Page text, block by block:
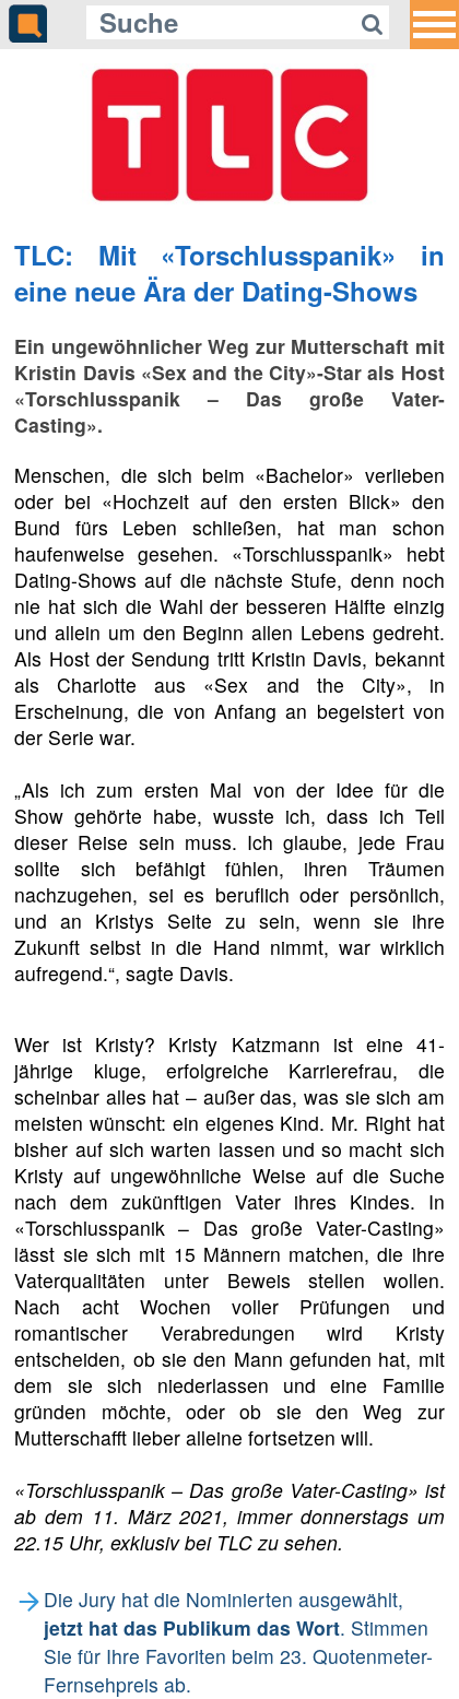
TLC: Mit «Torschlusspanik» in
eine neue Ära der Dating-Shows
Ein ungewöhnlicher Weg zur Mutterschaft mit
Kristin Davis «Sex and the City»-Star als Host
«Torschlusspanik – Das große Vater-
Casting».
Menschen, die sich beim «Bachelor» verlieben
oder bei «Hochzeit auf den ersten Blick» den
Bund fürs Leben schließen, hat man schon
haufenweise gesehen. «Torschlusspanik» hebt
Dating-Shows auf die nächste Stufe, denn noch
nie hat sich die Wahl der besseren Hälfte einzig
und allein um den Beginn allen Lebens gedreht.
Als Host der Sendung tritt Kristin Davis, bekannt
als Charlotte aus «Sex and the City», in
Erscheinung, die von Anfang an begeistert von
der Serie war.
„Als ich zum ersten Mal von der Idee für die
Show gehörte habe, wusste ich, dass ich Teil
dieser Reise sein muss. Ich glaube, jede Frau
sollte sich befähigt fühlen, ihren Träumen
nachzugehen, sei es beruflich oder persönlich,
und an Kristys Seite zu sein, wenn sie ihre
Zukunft selbst in die Hand nimmt, war wirklich
aufregend.“, sagte Davis.
Wer ist Kristy? Kristy Katzmann ist eine 41-
jährige kluge, erfolgreiche Karrierefrau, die
scheinbar alles hat – außer das, was sie sich am
meisten wünscht: ein eigenes Kind. Mr. Right hat
bisher auf sich warten lassen und so macht sich
Kristy auf ungewöhnliche Weise auf die Suche
nach dem zukünftigen Vater ihres Kindes. In
«Torschlusspanik – Das große Vater-Casting»
lässt sie sich mit 15 Männern matchen, die ihre
Vaterqualitäten unter Beweis stellen wollen.
Nach acht Wochen voller Prüfungen und
romantischer Verabredungen wird Kristy
entscheiden, ob sie den Mann gefunden hat, mit
dem sie sich niederlassen und eine Familie
gründen möchte, oder ob sie den Weg zur
Mutterschafft lieber alleine fortsetzen will.
«Torschlusspanik – Das große Vater-Casting» ist
ab dem 11. März 2021, immer donnerstags um
22.15 Uhr, exklusiv bei TLC zu sehen.
Die Jury hat die Nominierten ausgewählt,
jetzt hat das Publikum das Wort. Stimmen
Sie für Ihre Favoriten beim 23. Quotenmeter-
Fernsehpreis ab.